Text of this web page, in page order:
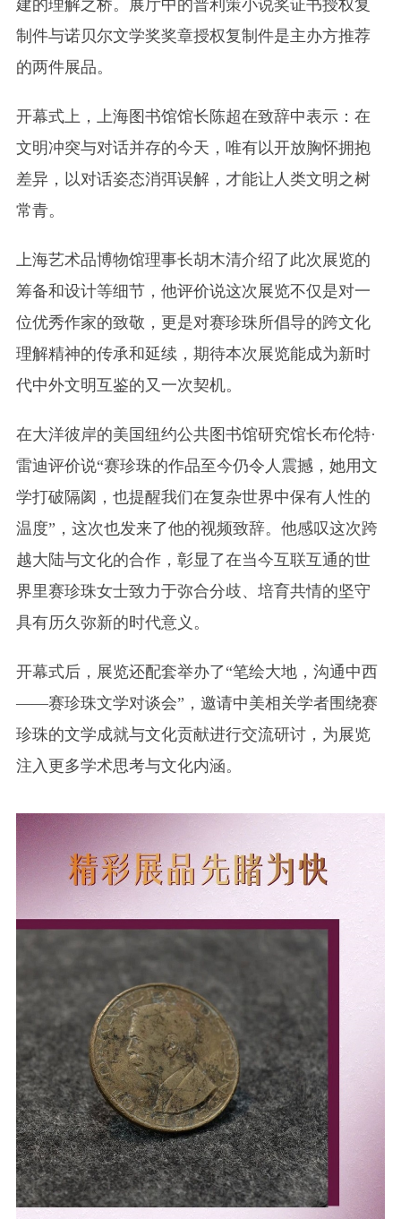
建的理解之桥。展厅中的普利策小说奖证书授权复
制件与诺贝尔文学奖奖章授权复制件是主办方推荐
的两件展品。
开幕式上，上海图书馆馆长陈超在致辞中表示：在
文明冲突与对话并存的今天，唯有以开放胸怀拥抱
差异，以对话姿态消弭误解，才能让人类文明之树
常青。
上海艺术品博物馆理事长胡木清介绍了此次展览的
筹备和设计等细节，他评价说这次展览不仅是对一
位优秀作家的致敬，更是对赛珍珠所倡导的跨文化
理解精神的传承和延续，期待本次展览能成为新时
代中外文明互鉴的又一次契机。
在大洋彼岸的美国纽约公共图书馆研究馆长布伦特·
雷迪评价说“赛珍珠的作品至今仍令人震撼，她用文
学打破隔阂，也提醒我们在复杂世界中保有人性的
温度”，这次也发来了他的视频致辞。他感叹这次跨
越大陆与文化的合作，彰显了在当今互联互通的世
界里赛珍珠女士致力于弥合分歧、培育共情的坚守
具有历久弥新的时代意义。
开幕式后，展览还配套举办了“笔绘大地，沟通中西
——赛珍珠文学对谈会”，邀请中美相关学者围绕赛
珍珠的文学成就与文化贡献进行交流研讨，为展览
注入更多学术思考与文化内涵。